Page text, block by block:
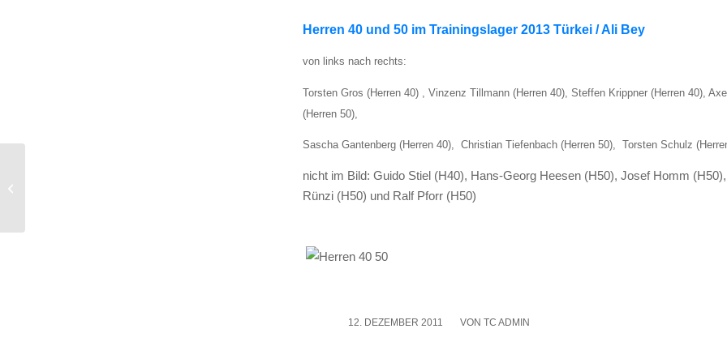
Her­ren 40 und 50 im Trai­nings­la­ger 2013 Tür­kei / Ali Bey
von links nach rechts:
Tors­ten Gros (Her­ren 40) , Vin­zenz Till­mann (Her­ren 40), Stef­fen Kripp­ner (Her­ren 40),
(Her­ren 50),
Sascha Gan­ten­berg (Her­ren 40), Chris­ti­an Tie­fen­bach (Her­ren 50), Tors­ten Schulz
nicht im Bild: Gui­do Stiel (H40), Hans-Georg Heesen (H50), Josef Homm
Rün­zi (H50) und Ralf Pforr (H50)
12. DEZEMBER 2011
/ VONTC ADMIN